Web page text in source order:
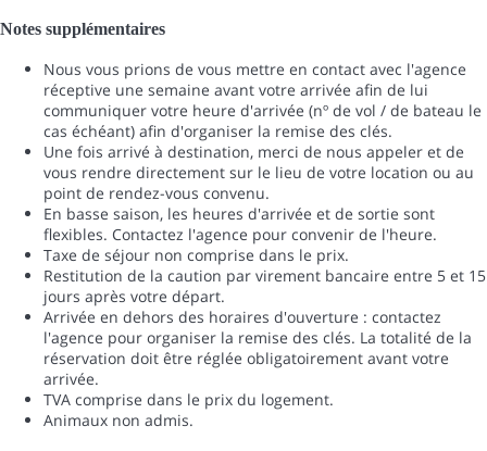
Notes supplémentaires
Nous vous prions de vous mettre en contact avec l'agence
réceptive une semaine avant votre arrivée afin de lui
communiquer votre heure d'arrivée (nº de vol / de bateau le
cas échéant) afin d'organiser la remise des clés.
Une fois arrivé à destination, merci de nous appeler et de
vous rendre directement sur le lieu de votre location ou au
point de rendez-vous convenu.
En basse saison, les heures d'arrivée et de sortie sont
flexibles. Contactez l'agence pour convenir de l'heure.
Taxe de séjour non comprise dans le prix.
Restitution de la caution par virement bancaire entre 5 et 15
jours après votre départ.
Arrivée en dehors des horaires d'ouverture : contactez
l'agence pour organiser la remise des clés. La totalité de la
réservation doit être réglée obligatoirement avant votre
arrivée.
TVA comprise dans le prix du logement.
Animaux non admis.